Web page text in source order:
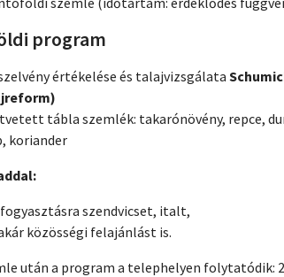
program
értékelése és talajvizsgálata
tábla szemlék: takarónövény, repce,
koriander
szendvicset, italt,
közösségi felajánlást is.
után a program a telephelyen folytatódik: